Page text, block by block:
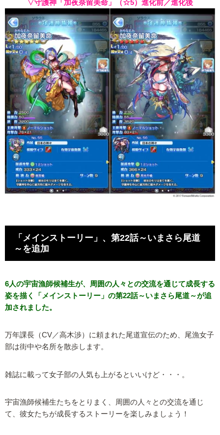
▽守護神「加夜奈留美命」（☆5）進化前／進化後
「メインストーリー」、第22話～いまさら尾道
～を追加
6人の宇宙漁師候補生が、周囲の人々との交流を通じて成長する
姿を描く「メインストーリー」の第22話～いまさら尾道～が追
加されました。
万年課長（CV／高木渉）に頼まれた尾道宣伝のため、尾漁女子
部は街中や名所を散歩します。
雑誌に載って女子部の人気も上がるといいけど・・・。
宇宙漁師候補生たちをとりまく、周囲の人々との交流を通じ
て、彼女たちが成長するストーリーを楽しみましょう！